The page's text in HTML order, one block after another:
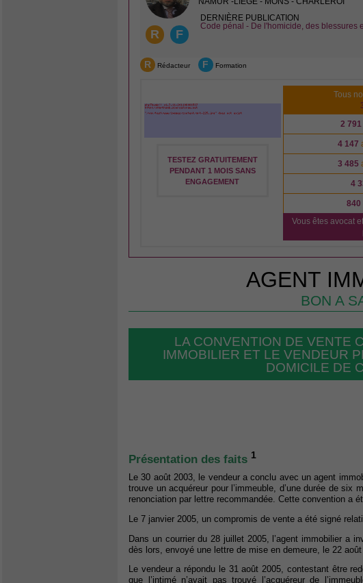
R F
DERNIÈRE PUBLICATION
Code pénal - De l'homicide, des blessures
R Rédacteur F Formation
TESTEZ GRATUITEMENT
PENDANT 1 MOIS SANS
ENGAGEMENT
Tous
2 791
4 147
3 485
4
840
Vous êtes avocat
AGENT
BON A
LA CONVENTION DE VENTE
IMMOBILIER ET LE VENDEUR
DOMICILE DE
Présentation des faits 1
Le 30 août 2003, le vendeur a conclu avec un agent
trouve un acquéreur pour l’immeuble, d’une durée de
renonciation par lettre recommandée. Cette convention a
Le 7 janvier 2005, un compromis de vente a été signé
Dans un courrier du 28 juillet 2005, l’agent immobilier a
dès lors, envoyé une lettre de mise en demeure, le 22 août
Le vendeur a répondu le 31 août 2005, contestant être
que l’intimé n’avait pas trouvé l’acquéreur de